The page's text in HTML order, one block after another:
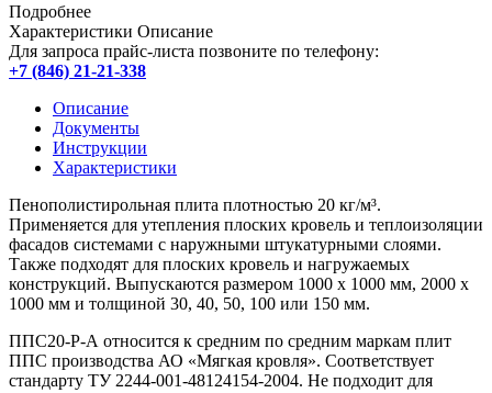
Подробнее
Характеристики Описание
Для запроса прайс-листа позвоните по телефону:
+7 (846) 21-21-338
Описание
Документы
Инструкции
Характеристики
Пенополистирольная плита плотностью 20 кг/м³.
Применяется для утепления плоских кровель и теплоизоляции
фасадов системами с наружными штукатурными слоями.
Также подходят для плоских кровель и нагружаемых
конструкций. Выпускаются размером 1000 х 1000 мм, 2000 х
1000 мм и толщиной 30, 40, 50, 100 или 150 мм.
ППС20-Р-А относится к средним по средним маркам плит
ППС производства АО «Мягкая кровля». Соответствует
стандарту ТУ 2244-001-48124154-2004. Не подходит для